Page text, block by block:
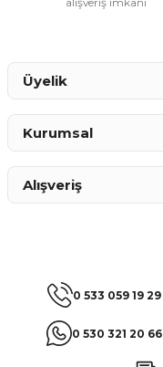
0 533 059 19 29
0 530 321 20 66
Üyelik
Kurumsal
Alışveriş